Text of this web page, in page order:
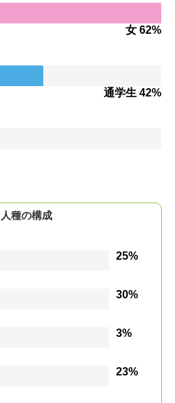
女 62%
通学生 42%
人種の構成
25%
30%
3%
23%